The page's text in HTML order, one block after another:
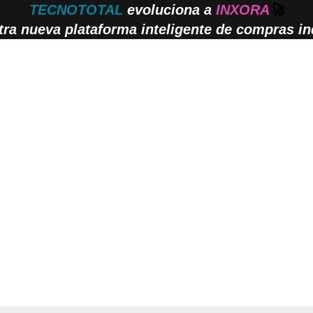
TECNOTOTAL evoluciona a INXORA
nueva plataforma inteligente de compras